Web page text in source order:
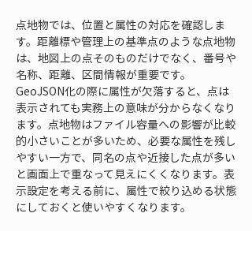
点地物では、位置と属性の対応を確認しま
す。距離標や管理上の基準点のような点地物
は、地図上の点そのものだけでなく、番号や
名称、距離、区間情報が重要です。
GeoJSON化の際に属性が欠落すると、点は
表示されても実務上の意味が分からなくなり
ます。点地物はファイル容量への影響が比較
的小さいことが多いため、必要な属性を残し
やすい一方で、同名の点や近接した点が多い
と画面上で重なって見えにくくなります。表
示設定を考える前に、属性で絞り込める状態
にしておくと使いやすくなります。